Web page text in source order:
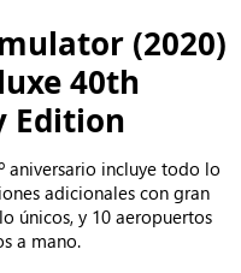
(2020)
40th
Edition
aniversario incluye todo lo
adicionales con gran
únicos, y 10 aeropuertos
a mano.